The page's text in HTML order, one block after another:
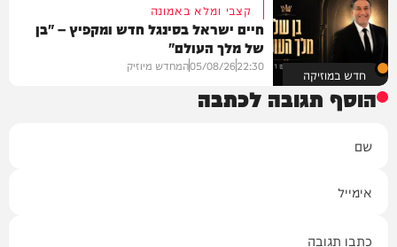
חדש במוזיקה
קצבי ומלא באמונה
חיים ישראל בסינגל חדש ומקפיץ – "בן
של מלך העולם"
22:30
05/08/26המחדש מיוזיק
הוסף תגובה לכתבה